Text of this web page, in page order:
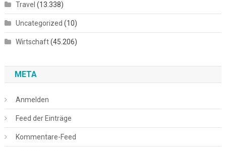
Travel (13.338)
Uncategorized (10)
Wirtschaft(45.206)
META
Anmelden
Feed der Einträge
Kommentare-Feed